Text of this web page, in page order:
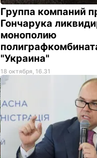
Группа компаний
Гончарука
монополию
"Украина"
18 октября, 16.31